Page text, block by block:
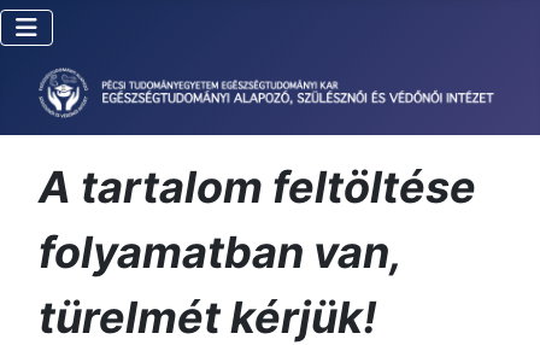
A tartalom feltöltése
folyamatban van,
türelmét kérjük!